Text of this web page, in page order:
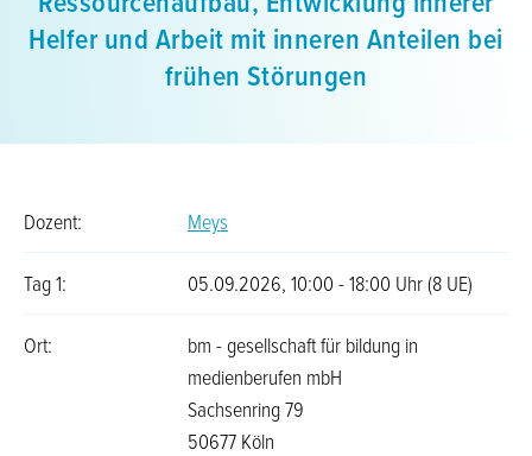
Helfer und Arbeit mit inneren Anteilen bei
frühen Störungen
Dozent: Meys
Tag 1: 05.09.2026, 10:00 - 18:00 Uhr (8 UE)
Ort:
bm - gesellschaft für bildung in
medienberufen mbH
Sachsenring 79
50677 Köln